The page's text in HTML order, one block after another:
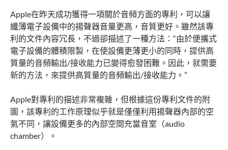
Apple在昨天成功獲得一項關於音頻方面的專利，可以讓
纖薄電子設備中的揚聲器音量更高，音質更好。雖然該專
利的文件內容冗長，不過卻描述了一種方法：“由於便攜式
電子設備的體積限製，在使設備更薄更小的同時，提供高
質量的音頻輸出/接收能力已變得愈發困難。因此，就需要
新的方法，來提供高質量的音頻輸出/接收能力。”
Apple對專利的描述非常複雜，但根據這份專利文件的附
圖，該專利的工作原理似乎就是僅僅利用揚聲器內部的空
氣不同，讓設備更多的內部空間充當音室（audio
chamber）。